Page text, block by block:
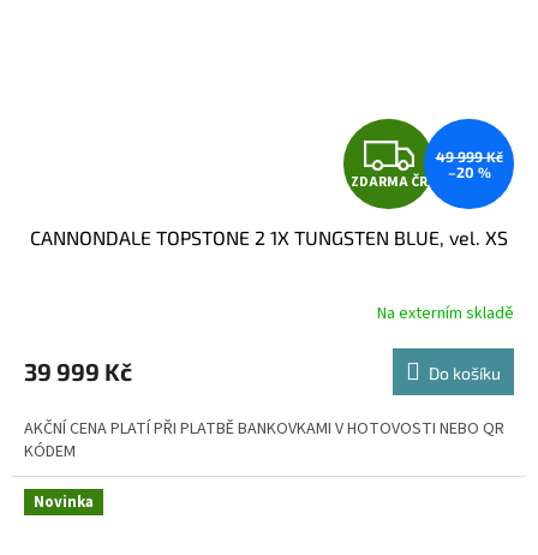
Z
D
A
R
M
A
ZDARMA ČR
49 999 Kč
–20 %
CANNONDALE TOPSTONE 2 1X TUNGSTEN BLUE, vel. XS
Na externím skladě
39 999 Kč Do košíku
AKČNÍ CENA PLATÍ PŘI PLATBĚ BANKOVKAMI V HOTOVOSTI NEBO QR
KÓDEM
Novinka